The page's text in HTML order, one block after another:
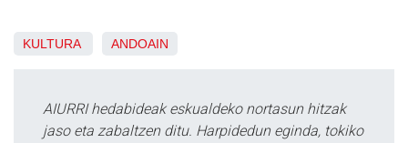
KULTURA ANDOAIN
AIURRI hedabideak eskualdeko nortasun hitzak
jaso eta zabaltzen ditu. Harpidedun eginda, tokiko